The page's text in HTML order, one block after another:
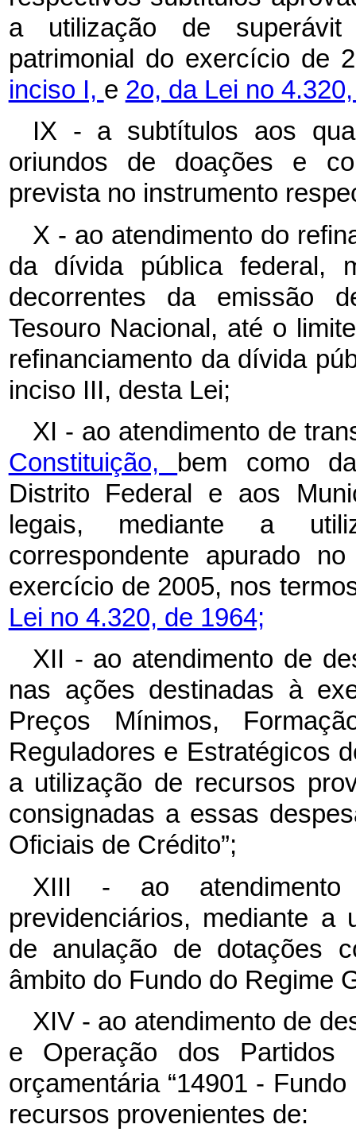
a utilização de
patrimonial do exercício de
inciso I, e 2o, da Lei no
IX - a subtítulos aos
oriundos de doações e
prevista no instrumento
X - ao atendimento do
da dívida pública federal,
decorrentes da emissão
Tesouro Nacional, até o
refinanciamento da dívida
inciso III, desta Lei;
XI - ao atendimento de
Constituição,
bem como
Distrito Federal e aos
legais, mediante a
correspondente apurado
exercício de 2005, nos
Lei no 4.320, de 1964;
XII - ao atendimento de
nas ações destinadas à
Preços Mínimos,
Reguladores e Estratégicos
a utilização de recursos
consignadas a essas
Oficiais de Crédito”;
XIII - ao atendimento
previdenciários, mediante a
de anulação de dotações
âmbito do Fundo do Regime
XIV - ao atendimento de
e Operação dos Partidos
orçamentária “14901 -
recursos provenientes de: